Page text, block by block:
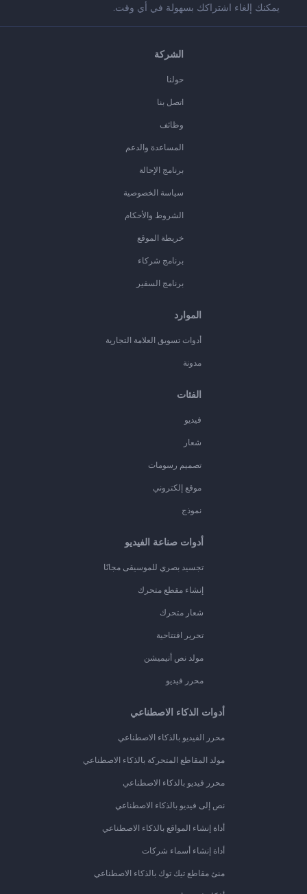
يمكنك إلغاء اشتراكك بسهولة في أي وقت.
الشركة
حولنا
اتصل بنا
وظائف
المساعدة والدعم
برنامج الإحالة
سياسة الخصوصية
الشروط والأحكام
خريطة الموقع
برنامج شركاء
برنامج السفير
الموارد
أدوات تسويق العلامة التجارية
مدونة
الفئات
فيديو
شعار
تصميم رسومات
موقع إلكتروني
نموذج
أدوات صناعة الفيديو
تجسيد بصري للموسيقى مجانًا
إنشاء مقطع متحرك
شعار متحرك
تحرير افتتاحية
مولد نص أنيميشن
محرر فيديو
أدوات الذكاء الاصطناعي
محرر الفيديو بالذكاء الاصطناعي
مولد المقاطع المتحركة بالذكاء الاصطناعي
محرر فيديو بالذكاء الاصطناعي
نص إلى فيديو بالذكاء الاصطناعي
أداة إنشاء المواقع بالذكاء الاصطناعي
أداة إنشاء أسماء شركات
منئ مقاطع تيك توك بالذكاء الاصطناعي